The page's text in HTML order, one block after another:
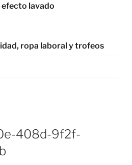
efecto lavado
ropa laboral y trofeos
408d-9f2f-